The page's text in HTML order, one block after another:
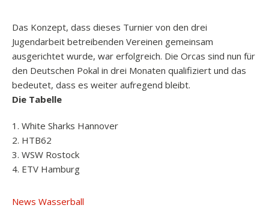
Das Konzept, dass dieses Turnier von den drei
Jugendarbeit betreibenden Vereinen gemeinsam
ausgerichtet wurde, war erfolgreich. Die Orcas sind nun für
den Deutschen Pokal in drei Monaten qualifiziert und das
bedeutet, dass es weiter aufregend bleibt.
Die Tabelle
1. White Sharks Hannover
2. HTB62
3. WSW Rostock
4. ETV Hamburg
News Wasserball